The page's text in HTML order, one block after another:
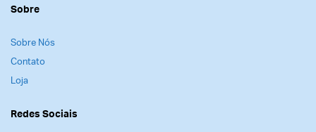
Sobre
Sobre Nós
Contato
Loja
Redes Sociais